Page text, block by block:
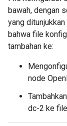
bawah, dengan
yang
bahwa file
tambahan ke:
node
dc-2 ke